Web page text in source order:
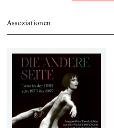
Assoziationen